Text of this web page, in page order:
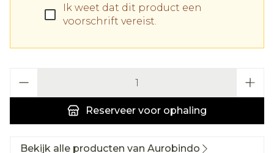
Ik weet dat dit product een
voorschrift vereist.
Reserveer voor ophaling
Bekijk alle producten van Aurobindo